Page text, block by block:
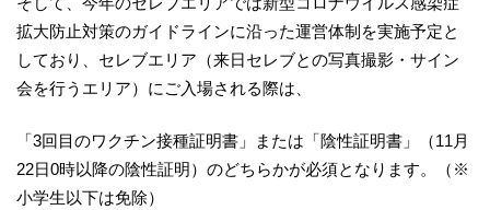
拡大防止対策のガイドラインに沿った運営体制を実施予定と
しており、セレブエリア（来日セレブとの写真撮影・サイン
会を行うエリア）にご入場される際は、
「3回目のワクチン接種証明書」または「陰性証明書」（11月
22日0時以降の陰性証明）のどちらかが必須となります。（※
小学生以下は免除）